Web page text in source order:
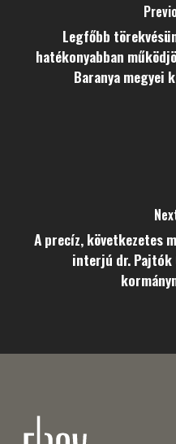
Legfőbb
hatékonyabban
Baranya megyei
A precíz, következetes
interjú dr. Pajtók